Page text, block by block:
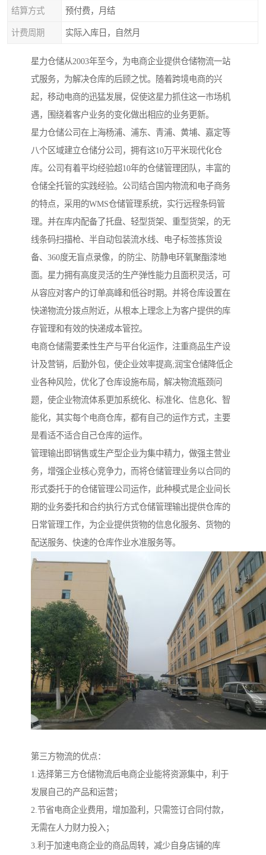
结算方式 预付费，月结
计费周期 实际入库日，自然月
星力仓储从2003年至今，为电商企业提供仓储物流一站
式服务，为解决仓库的后顾之忧。随着跨境电商的兴
起，移动电商的迅猛发展，促使这星力抓住这一市场机
遇，围绕着客户业务的变化做出相应的业务更新。
星力仓储公司在上海杨浦、浦东、青浦、黄埔、嘉定等
八个区域建立仓储分公司，拥有这10万平米现代化仓
库。公司有着平均经验超10年的仓储管理团队，丰富的
仓储全托管的实践经验。公司结合国内物流和电子商务
的特点，采用的WMS仓储管理系统，实行远程条码管
理。并在库内配备了托盘、轻型货架、重型货架，的无
线条码扫描枪、半自动包装流水线、电子标签拣货设
备、360度无盲点录像，的防尘、防静电环氧聚酯漆地
面。星力拥有高度灵活的生产弹性能力且面积灵活，可
从容应对客户的订单高峰和低谷时期。并将仓库设置在
快递物流分拨点附近，从根本上理念上为客户提供的库
存管理和有效的快递成本管控。
电商仓储需要柔性生产与平台化运作，注重商品生产设
计及营销，后勤外包，使企业效率提高;润宝仓储降低企
业各种风险，优化了仓库设施布局，解决物流瓶颈问
题，使企业物流体系更加系统化、标准化、信息化、智
能化，其实每个电商仓库，都有自己的运作方式，主要
是看适不适合自己仓库的运作。
管理输出即销售或生产型企业为集中精力，做强主营业
务，增强企业核心竞争力，而将仓储管理业务以合同的
形式委托于的仓储管理公司运作，此种模式是企业间长
期的业务委托和合约执行方式仓储管理输出提供仓库的
日常管理工作，为企业提供货物的信息化服务、货物的
配送服务、快速的仓库作业水准服务等。
第三方物流的优点：
1.选择第三方仓储物流后电商企业能将资源集中，利于
发展自己的产品和运营；
2.节省电商企业费用，增加盈利，只需签订合同付款，
无需在人力财力投入；
3.利于加速电商企业的商品周转，减少自身店铺的库